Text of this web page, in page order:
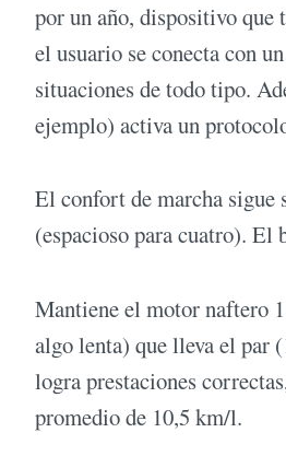
por un año, dispositivo que
el usuario se conecta con
situaciones de todo tipo.
ejemplo) activa un
El confort de marcha sigue
(espacioso para cuatro). El
Mantiene el motor naftero
algo lenta) que lleva el par
logra prestaciones
promedio de 10,5 km/l.